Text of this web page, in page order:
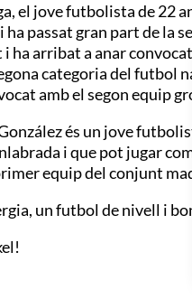
el jove futbolista de 22
ha passat gran part de la
arribat a anar
categoria del futbol
amb el segon equip
és un jove
i que pot jugar
equip del conjunt
un futbol de nivell i